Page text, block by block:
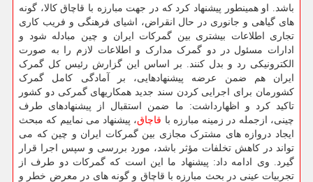
باشد. او همینطور پیشنهاد کرد که در جهت مبارزه با قاچاق کالا، گونه
های گیاهی و جانوری در حال انقراض، اشیای فرهنگی و فریب کاری
تجاری اطلاعات بیشتری بین گمرکات ایران و چین مبادله شود و
ادارات مسئول در دو گمرک مدارک و اطلاعات لازم را به صورت
الکترونیکی رد و بدل کنند. بر اساس این گزارش رئیس کل گمرک
ایران هم ضمن عرضه پیشنهادهایی، بر آمادگی کامل گمرک
کشورمان برای اجرایی کردن سند جدید همکاریهای گمرکی دو کشور
تاکید کرد و اظهارداشت: ما ضمن استقبال از پیشنهادهای طرف
چینی، ازجمله در زمینه مبارزه با قاچاق، پیشنهاد می نماییم که مبحث
ایجاد دروازه های مشترک مجازی بین گمرکات ایران و چین که می
تواند در کاهش تخلفات مؤثر باشد، مورد بررسی و سپس اجرا قرار
گیرد. وی ادامه داد: پیشنهاد ما این است که گمرکات دو طرف از
تجربیات عینی در بحث مبارزه با قاچاق و گونه های در معرض خطر و